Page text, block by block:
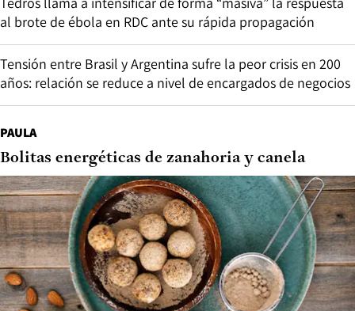
al brote de ébola en RDC ante su rápida propagación
Tensión entre Brasil y Argentina sufre la peor crisis en 200
años: relación se reduce a nivel de encargados de negocios
PAULA
Bolitas energéticas de zanahoria y canela